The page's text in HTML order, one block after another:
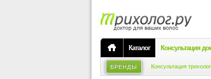
Каталог Консультация
БРЕНДЫ Консультация